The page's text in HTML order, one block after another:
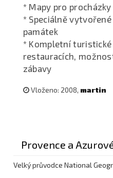
* Mapy pro procházky
* Speciálně
památek
* Kompletní
restauracích,
zábavy
Vloženo: 2008, martin
Provence a
Velký průvodce National